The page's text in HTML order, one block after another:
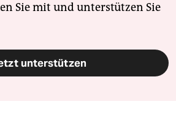
Sie mit und unterstützen Sie
unterstützen